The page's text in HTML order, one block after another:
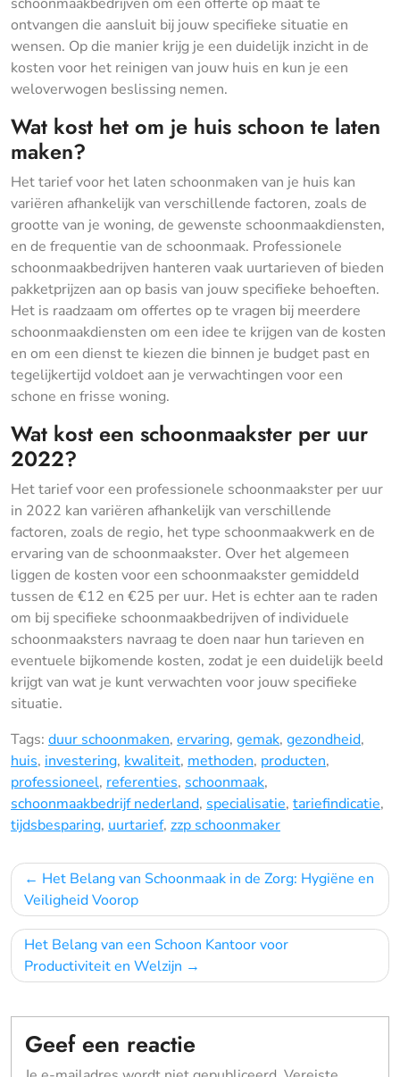
ontvangen die aansluit bij jouw specifieke situatie en
wensen. Op die manier krijg je een duidelijk inzicht in de
kosten voor het reinigen van jouw huis en kun je een
weloverwogen beslissing nemen.
Wat kost het om je huis schoon te laten
maken?
Het tarief voor het laten schoonmaken van je huis kan
variëren afhankelijk van verschillende factoren, zoals de
grootte van je woning, de gewenste schoonmaakdiensten,
en de frequentie van de schoonmaak. Professionele
schoonmaakbedrijven hanteren vaak uurtarieven of bieden
pakketprijzen aan op basis van jouw specifieke behoeften.
Het is raadzaam om offertes op te vragen bij meerdere
schoonmaakdiensten om een idee te krijgen van de kosten
en om een dienst te kiezen die binnen je budget past en
tegelijkertijd voldoet aan je verwachtingen voor een
schone en frisse woning.
Wat kost een schoonmaakster per uur
2022?
Het tarief voor een professionele schoonmaakster per uur
in 2022 kan variëren afhankelijk van verschillende
factoren, zoals de regio, het type schoonmaakwerk en de
ervaring van de schoonmaakster. Over het algemeen
liggen de kosten voor een schoonmaakster gemiddeld
tussen de €12 en €25 per uur. Het is echter aan te raden
om bij specifieke schoonmaakbedrijven of individuele
schoonmaaksters navraag te doen naar hun tarieven en
eventuele bijkomende kosten, zodat je een duidelijk beeld
krijgt van wat je kunt verwachten voor jouw specifieke
situatie.
Tags: duur schoonmaken, ervaring, gemak, gezondheid,
huis, investering, kwaliteit, methoden, producten,
professioneel, referenties, schoonmaak,
schoonmaakbedrijf nederland, specialisatie, tariefindicatie,
tijdsbesparing, uurtarief, zzp schoonmaker
Bericht
navigatie
Het Belang van Schoonmaak in de Zorg: Hygiëne en
Veiligheid Voorop
Het Belang van een Schoon Kantoor voor
Productiviteit en Welzijn
Geef een reactie